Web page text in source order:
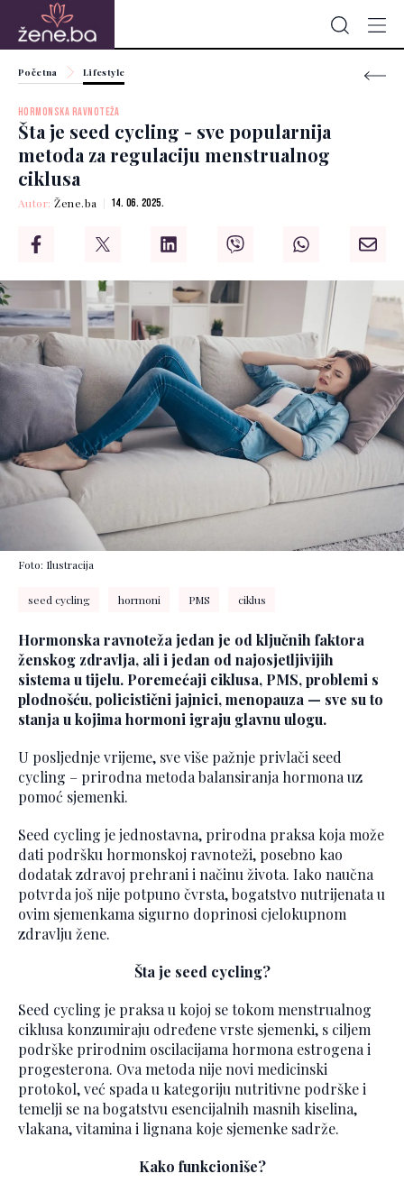
Početna Lifestyle
HORMONSKA RAVNOTEŽA
Šta je seed cycling - sve popularnija
metoda za regulaciju menstrualnog
ciklusa
Autor:Žene.ba 14. 06. 2025.
Foto: Ilustracija
seed cycling hormoni PMS ciklus
Hormonska ravnoteža jedan je od ključnih faktora
ženskog zdravlja, ali i jedan od najosjetljivijih
sistema u tijelu. Poremećaji ciklusa, PMS, problemi s
plodnošću, policistični jajnici, menopauza — sve su to
stanja u kojima hormoni igraju glavnu ulogu.
U posljednje vrijeme, sve više pažnje privlači seed
cycling – prirodna metoda balansiranja hormona uz
pomoć sjemenki.
Seed cycling je jednostavna, prirodna praksa koja može
dati podršku hormonskoj ravnoteži, posebno kao
dodatak zdravoj prehrani i načinu života. Iako naučna
potvrda još nije potpuno čvrsta, bogatstvo nutrijenata u
ovim sjemenkama sigurno doprinosi cjelokupnom
zdravlju žene.
Šta je seed cycling?
Seed cycling je praksa u kojoj se tokom menstrualnog
ciklusa konzumiraju određene vrste sjemenki, s ciljem
podrške prirodnim oscilacijama hormona estrogena i
progesterona. Ova metoda nije novi medicinski
protokol, već spada u kategoriju nutritivne podrške i
temelji se na bogatstvu esencijalnih masnih kiselina,
vlakana, vitamina i lignana koje sjemenke sadrže.
Kako funkcioniše?